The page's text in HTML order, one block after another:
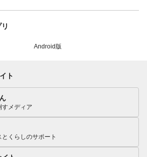
Android版
ト
すメディア
くらしのサポート